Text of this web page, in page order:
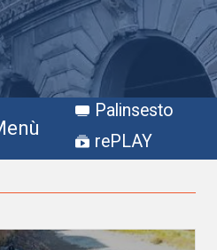
Palinsesto
rePLAY